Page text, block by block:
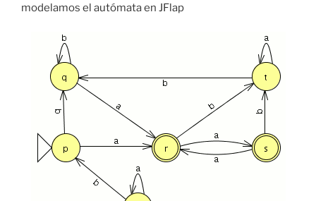
modelamos el autómata en JFlap